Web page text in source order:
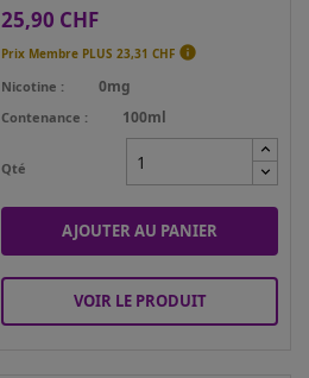
Prix
25,90 CHF
Prix Membre PLUS23,31 CHF 
Nicotine 0mg
Contenance 100ml
Qté
AJOUTER AU PANIER
VOIR LE PRODUIT